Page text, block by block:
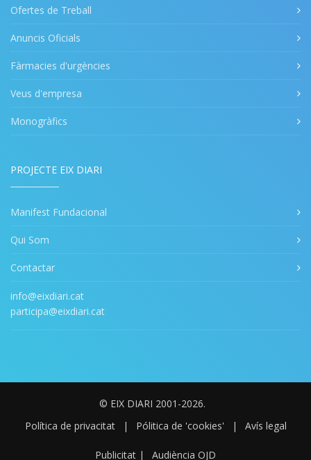
Ofertes de Treball
Anuncis Oficials
Fàrmacies d'urgències
Veus d'empresa
Monogràfics
PROJECTE EIX DIARI
Manifest Fundacional
Qui Som
Contactar
info@eixdiari.cat
participa@eixdiari.cat
© EIX DIARI 2001-2026.
Política de privacitat
| Pólitica de 'cookies' | Avís legal
Publicitat | Audiència OJD